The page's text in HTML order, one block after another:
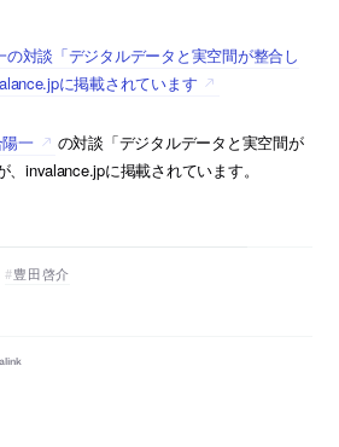
対談「デジタルデータと実空間が整合し
に掲載されています
一
の対談「デジタルデータと実空間が
invalance.jpに掲載されています。
豊田啓介